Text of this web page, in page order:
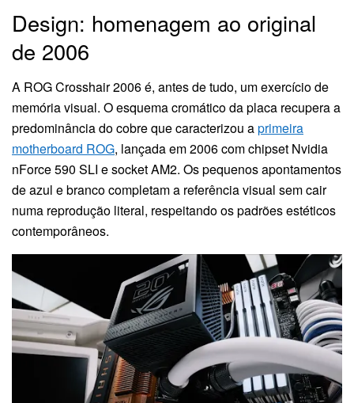
Design: homenagem ao original
de 2006
A ROG Crosshair 2006 é, antes de tudo, um exercício de
memória visual. O esquema cromático da placa recupera a
predominância do cobre que caracterizou aprimeira
motherboard ROG, lançada em 2006 com chipset Nvidia
nForce 590 SLI e socket AM2. Os pequenos apontamentos
de azul e branco completam a referência visual sem cair
numa reprodução literal, respeitando os padrões estéticos
contemporâneos.